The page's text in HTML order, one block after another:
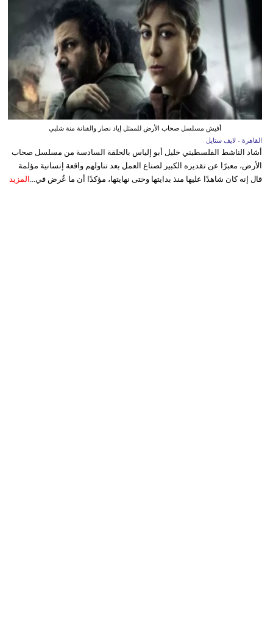
أفيش مسلسل صحاب الأرض للممثل إياد نصار والفنانة منة شلبي
القاهرة - لايف ستايل
أشاد الناشط الفلسطيني خليل أبو إلياس بالحلقة السادسة من مسلسل صحاب
الأرض، معبرًا عن تقديره الكبير لصناع العمل بعد تناولهم واقعة إنسانية مؤلمة
قال إنه كان شاهدًا عليها منذ بدايتها وحتى نهايتها، مؤكدًا أن ما عُرض في... المزيد